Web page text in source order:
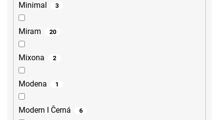
Minimal 3
Miram 20
Mixona 2
Modena 1
Modern I Černá 6